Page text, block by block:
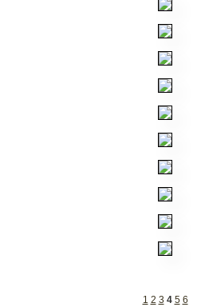
1 2 3 4 5 6